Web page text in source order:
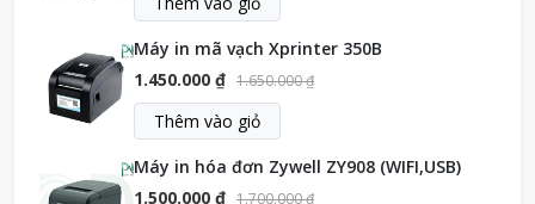
Máy in mã vạch Xprinter 350B
1.450.000 ₫ 1.650.000 ₫
Thêm vào giỏ
Máy in hóa đơn Zywell ZY908 (WIFI,USB)
1.500.000 ₫ 1.700.000 ₫